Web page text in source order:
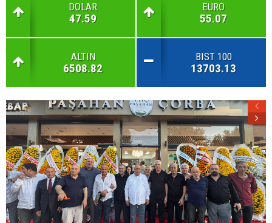
DOLAR
47.59
EURO
55.07
ALTIN
6508.82
BIST 100
13703.13